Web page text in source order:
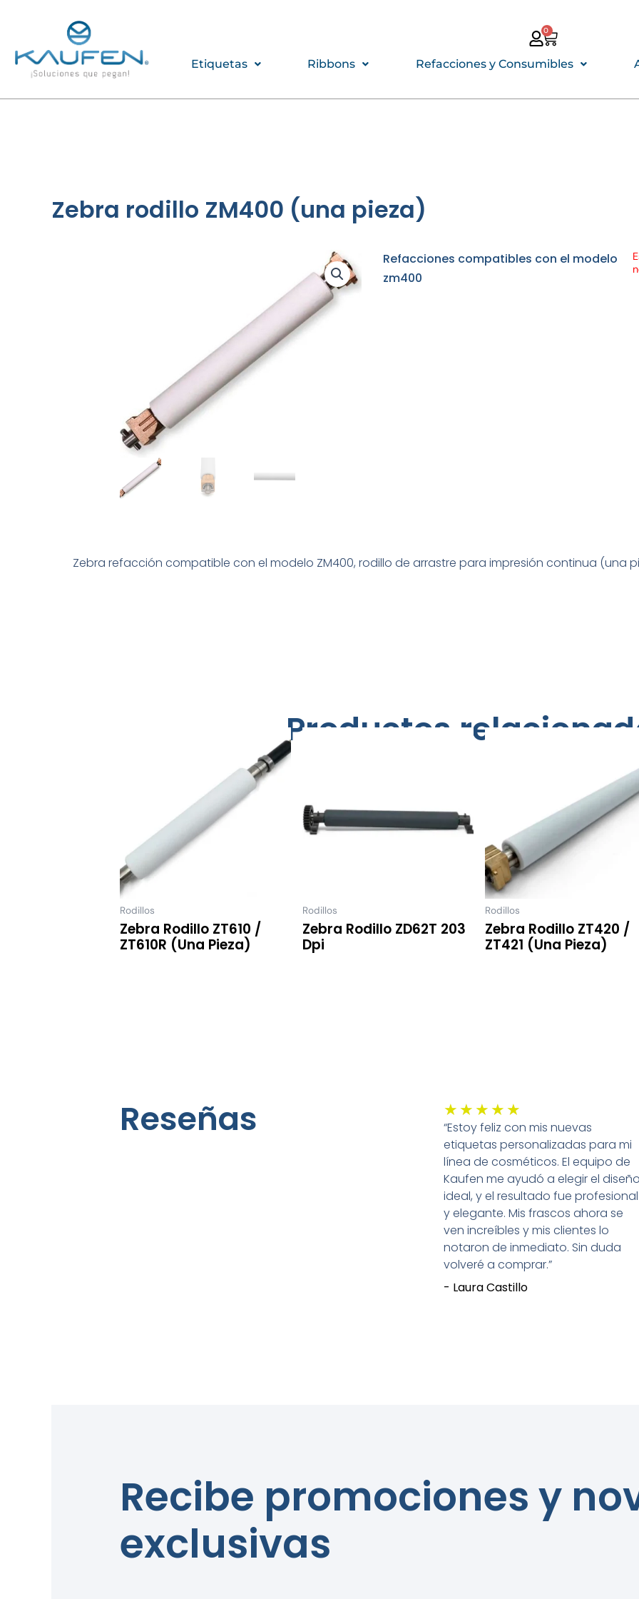
contenido
0
CARRITO
Etiquetas Ribbons Refacciones y Consumibles
Zebra rodillo ZM400 (una pieza)
Refacciones compatibles con el modelo
zm400
Zebra refacción compatible con el modelo ZM400, rodillo de arrastre para impresión continua (una
Productos
Rodillos
Zebra Rodillo ZT610 /
ZT610R (una Pieza)
Rodillos
Zebra Rodillo ZD62T 203
Dpi
Rodillos
Zebra Rodillo ZT420 /
ZT421 (una Pieza)
Reseñas ★ ★ ★ ★ ★
con
5
de
5
“Estoy feliz con mis nuevas
etiquetas personalizadas para mi
línea de cosméticos. El equipo de
Kaufen me ayudó a elegir el diseño
ideal, y el resultado fue profesional
y elegante. Mis frascos ahora se
ven increíbles y mis clientes lo
notaron de inmediato. Sin duda
volveré a comprar.”
- Laura Castillo
Recibe promociones y
exclusivas